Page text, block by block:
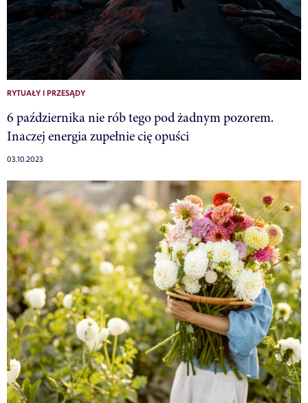
RYTUAŁY I PRZESĄDY
6 października nie rób tego pod żadnym pozorem.
Inaczej energia zupełnie cię opuści
03.10.2023